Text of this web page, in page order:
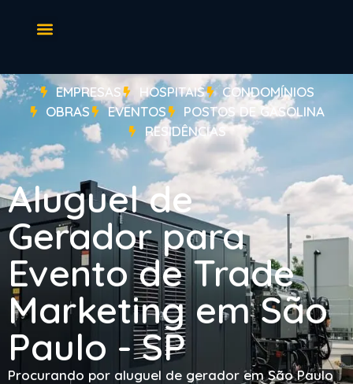
EMPRESAS HOSPITAIS
CONDOMÍNIOS
OBRAS
EVENTOS
POSTOS DE GASOLINA
RESIDÊNCIAS
Aluguel de
Gerador para
Evento de Trade
Marketing em São
Paulo - SP
Procurando por aluguel de gerador em São Paulo